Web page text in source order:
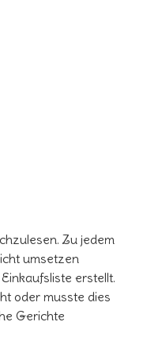
Zu jedem
umsetzen
erstellt.
oder musste dies
Gerichte